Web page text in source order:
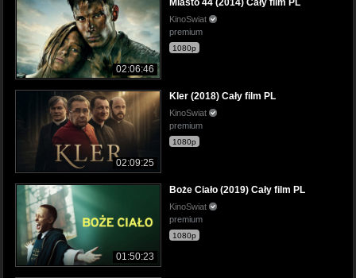
02:06:46
KinoSwiat
premium
1080p
02:09:25
Kler (2018) Cały film PL
KinoSwiat
premium
1080p
01:50:23
Boże Ciało (2019) Cały film PL
KinoSwiat
premium
1080p